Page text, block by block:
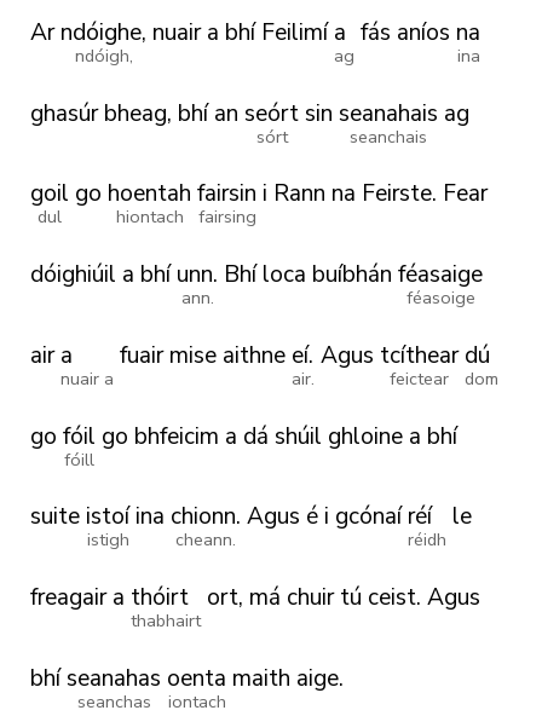
Ar ndóighe,
ndóigh,
nuair a bhí Feilimí a
ag
fás aníos na
ina
ghasúr bheag, bhí an seórt
sórt
sin seanahais
seanchais
ag
goil
dul
go hoentah
hiontach
fairsin
fairsing
i Rann na Feirste. Fear
dóighiúil a bhí unn.
ann.
Bhí loca buíbhán féasaige
féasoige
air a
nuair a
fuair mise aithne eí.
air.
Agus tcíthear
feictear
dú
dom
go fóil
fóill
go bhfeicim a dá shúil ghloine a bhí
suite istoí
istigh
ina chionn.
cheann.
Agus é i gcónaí réí
réidh
le
freagair a thóirt
thabhairt
ort, má chuir tú ceist. Agus
bhíseanahas
seanchas
oenta
iontach
maith aige.